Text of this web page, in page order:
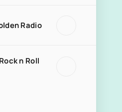
Radio
n Roll